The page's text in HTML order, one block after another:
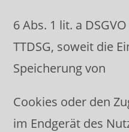
6 Abs. 1 lit. a
TTDSG, soweit die
Speicherung von
Cookies oder den
im Endgerät des